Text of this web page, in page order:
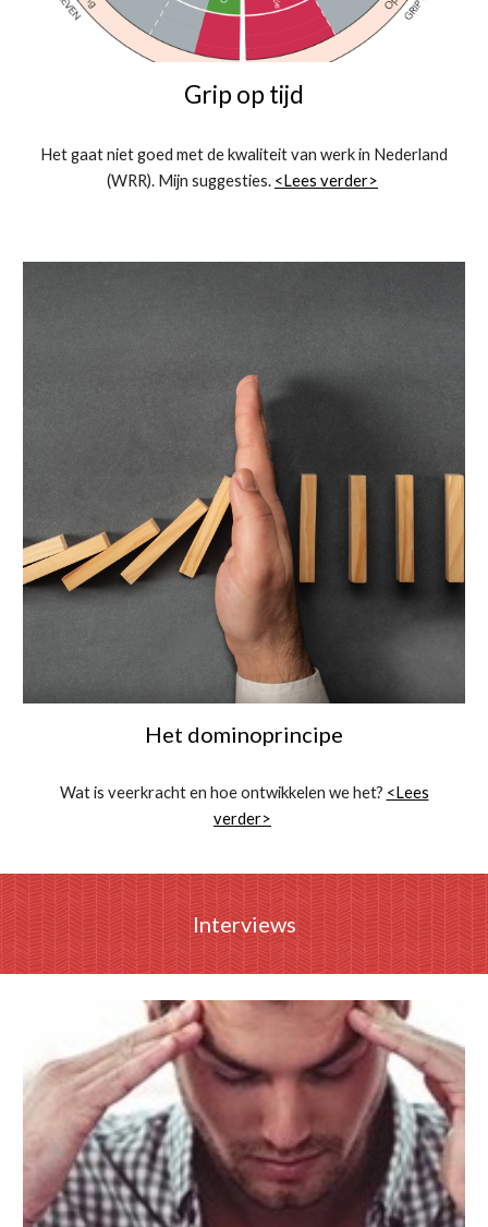
Grip op tijd
Het gaat niet goed met de kwaliteit van werk in Nederland
(WRR). Mijn suggesties. <Lees verder>
Het dominoprincipe
Wat is veerkracht en hoe ontwikkelen we het? <Lees
verder>
Interviews